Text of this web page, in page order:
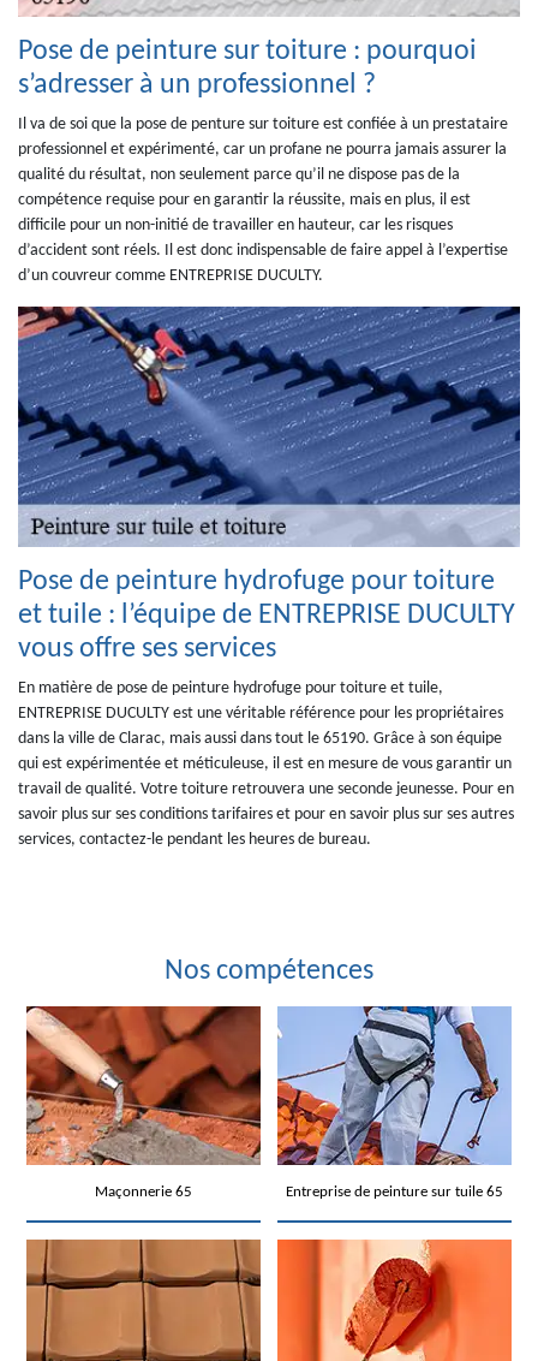
Pose de peinture sur toiture : pourquoi
s’adresser à un professionnel ?
Il va de soi que la pose de penture sur toiture est confiée à un prestataire
professionnel et expérimenté, car un profane ne pourra jamais assurer la
qualité du résultat, non seulement parce qu’il ne dispose pas de la
compétence requise pour en garantir la réussite, mais en plus, il est
difficile pour un non-initié de travailler en hauteur, car les risques
d’accident sont réels. Il est donc indispensable de faire appel à l’expertise
d’un couvreur comme ENTREPRISE DUCULTY.
Pose de peinture hydrofuge pour toiture
et tuile : l’équipe de ENTREPRISE DUCULTY
vous offre ses services
En matière de pose de peinture hydrofuge pour toiture et tuile,
ENTREPRISE DUCULTY est une véritable référence pour les propriétaires
dans la ville de Clarac, mais aussi dans tout le 65190. Grâce à son équipe
qui est expérimentée et méticuleuse, il est en mesure de vous garantir un
travail de qualité. Votre toiture retrouvera une seconde jeunesse. Pour en
savoir plus sur ses conditions tarifaires et pour en savoir plus sur ses autres
services, contactez-le pendant les heures de bureau.
Nos compétences
Maçonnerie 65 Entreprise de peinture sur tuile 65